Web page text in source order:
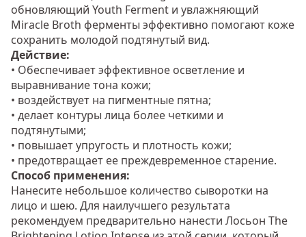
обновляющий Youth Ferment и увлажняющий
Miracle Broth ферменты эффективно помогают коже
сохранить молодой подтянутый вид.
Действие:
• Обеспечивает эффективное осветление и
выравнивание тона кожи;
• воздействует на пигментные пятна;
• делает контуры лица более четкими и
подтянутыми;
• повышает упругость и плотность кожи;
• предотвращает ее преждевременное старение.
Способ применения:
Нанесите небольшое количество сыворотки на
лицо и шею. Для наилучшего результата
рекомендуем предварительно нанести Лосьон The